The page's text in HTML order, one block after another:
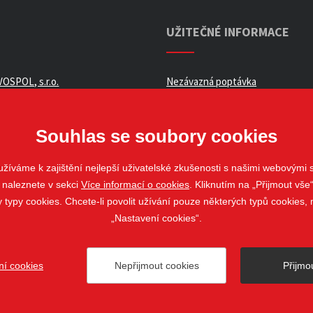
s.r.o.
UŽITEČNÉ INFORMACE
Nezávazná poptávka
Pole web@stavospol.cz
Nastavení cookies
Souhlas se soubory cookies
k zajištění nejlepší uživatelské zkušenosti s našimi webovými
v sekci Více informací o cookies . Kliknutím na „Přijmout
typy cookies. Chcete-li povolit užívání pouze některých typů cookies,
„Nastavení cookies“.
Nepřijmout cookies
cookies